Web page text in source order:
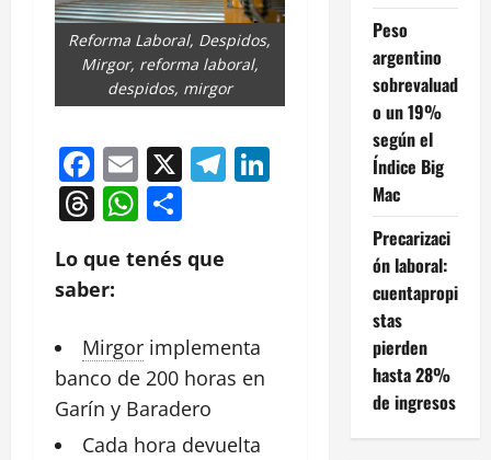
Reforma Laboral, Despidos,
Mirgor, reforma laboral,
despidos, mirgor
Facebook
Email
X Telegram
LinkedIn
Threads
WhatsApp
Lo que tenés que
saber:
Mirgor implementa
banco de 200 horas en
Garín y Baradero
Cada hora devuelta
Peso
argentino
sobrevaluad
o un 19%
según el
Índice Big
Mac
Precarizaci
ón laboral:
cuentapropi
stas
pierden
hasta 28%
de ingresos